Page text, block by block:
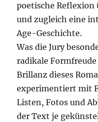
poetische
und zugleich eine
Age-Geschichte.
Was die Jury
radikale
Brillanz dieses
experimentiert mit
Listen, Fotos und
der Text je